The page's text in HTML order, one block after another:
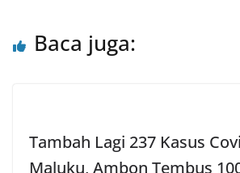
Baca juga:
Tambah Lagi 237 Kasus
Maluku, Ambon Tembus